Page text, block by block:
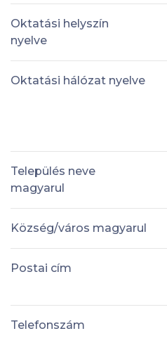
Oktatási helyszín
nyelve
Oktatási hálózat nyelve
Település neve
magyarul
Község/város magyarul
Postai cím
Telefonszám